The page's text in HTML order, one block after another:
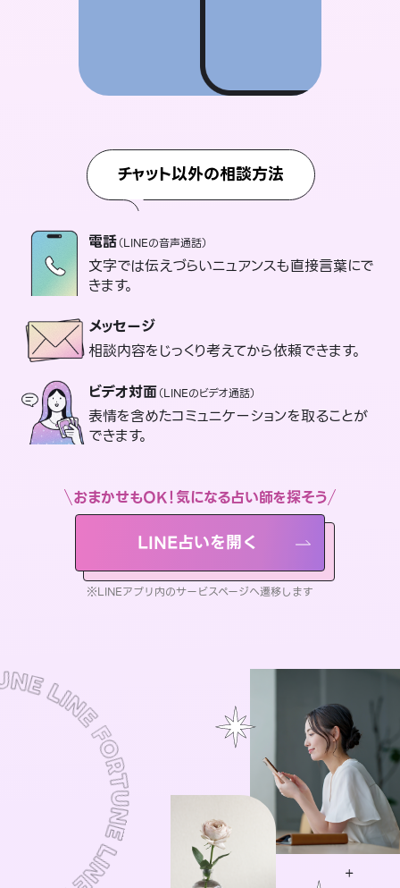
チャット以外の相談方法
電話（LINEの音声通話）
文字では伝えづらいニュアンスも直接言葉にで
きます。
メッセージ
相談内容をじっくり考えてから依頼できます。
ビデオ対面（LINEのビデオ通話）
表情を含めたコミュニケーションを取ることが
できます。
おまかせもOK！気になる占い師を探そう
LINE占いを開く
※LINEアプリ内のサービスページへ遷移します